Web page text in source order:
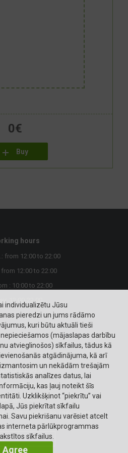
0€
Buy
hours
from 12:00 to 22:00
from 12:00 to 22:00
: 10:00 to 22:00
12:00-22:00
CityFood.lv
- Take away)
.@cf.com
/ 26677333 / 26677333
individualizētu Jūsu
pieredzi un jums rādāmo
kuri būtu aktuāli tieši
(mājaslapas darbību
atvieglinošos) sīkfailus, tādus kā
atgādinājuma, kā arī
un nekādām trešajām
analīzes datus, lai
kas ļauj noteikt šīs
Uzklikšķinot “piekrītu” vai
Jūs piekrītat sīkfailu
Savu piekrišanu varēsiet atcelt
interneta pārlūkprogrammas
sīkfailus.
Agree